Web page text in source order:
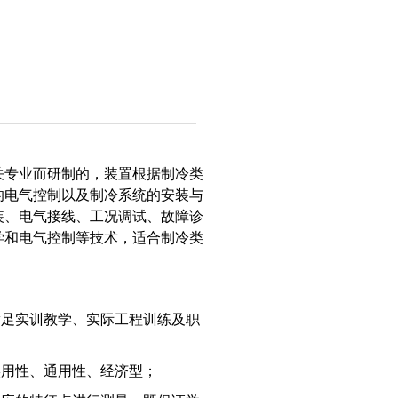
业而研制的，装置根据制冷类
气控制以及制冷系统的安装与
电气接线、工况调试、故障诊
电气控制等技术，适合制冷类
实训教学、实际工程训练及职
性、通用性、经济型；